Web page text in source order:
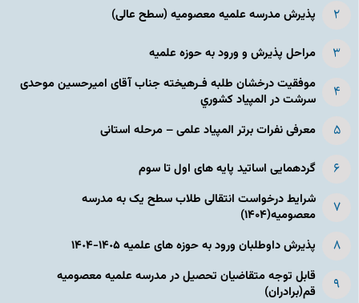
پذیرش مدرسه علمیه معصومیه‌ (سطح عالی)
مراحل پذیرش و ورود به حوزه علمیه
موفقیت درخشان طلبه فـرهیخته جناب آقای امیرحسین موحدی
سرشت در المپياد كشوري
معرفی نفرات برتر المپیاد علمی – مرحله استانی
گردهمایی اساتید پایه های اول تا سوم
شرایط درخواست انتقالی طلاب سطح یک به مدرسه
معصومیه(۱۴۰۴)
پذیرش داوطلبان ورود به حوزه های علمیه ١۴٠۵-١۴٠۴
قابل توجه متقاضیان تحصیل در مدرسه علمیه معصومیه
قم(برادران)